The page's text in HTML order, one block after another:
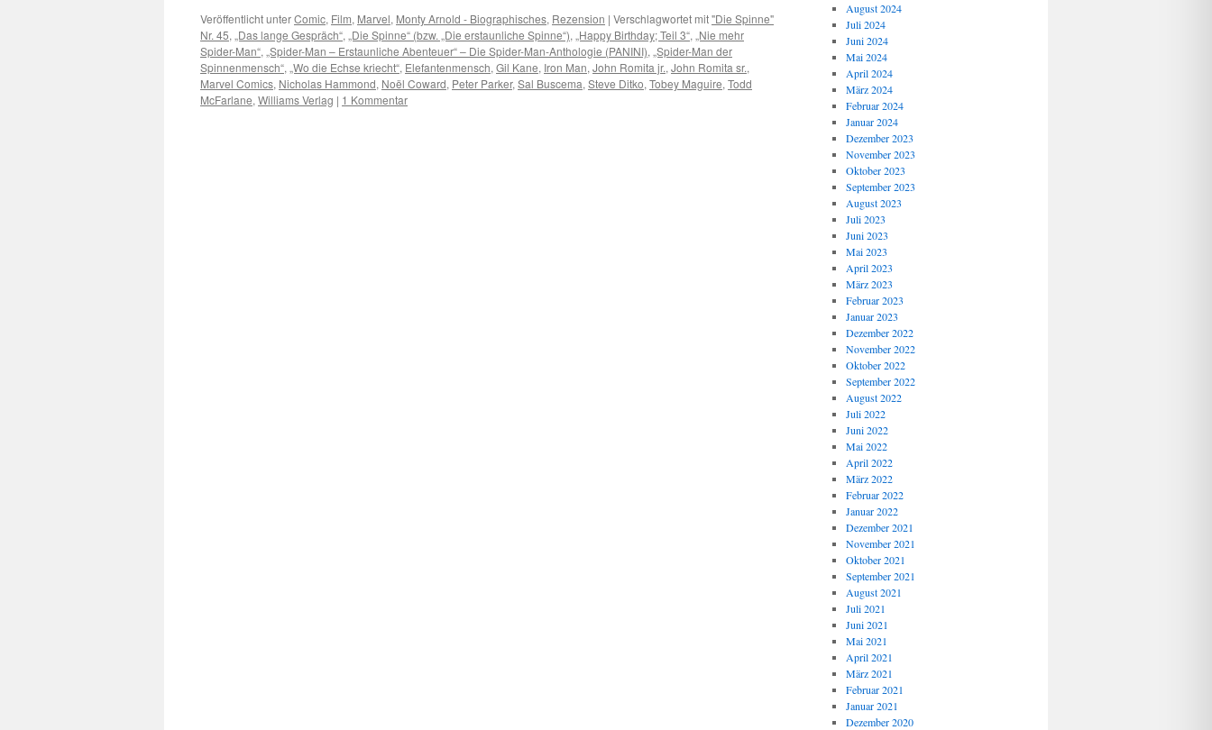
Veröffentlicht unterComic, Film, Marvel, Monty Arnold - Biographisches, Rezension | Verschlagwortet mit"Die Spinne"
Nr. 45, „Das lange Gespräch“, „Die Spinne“ (bzw. „Die erstaunliche Spinne“), „Happy Birthday; Teil 3“, „Nie mehr
Spider-Man“, „Spider-Man – Erstaunliche Abenteuer“ – Die Spider-Man-Anthologie (PANINI), „Spider-Man der
Spinnenmensch“, „Wo die Echse kriecht“, Elefantenmensch, Gil Kane, Iron Man, John Romita jr., John Romita sr.,
Marvel Comics, Nicholas Hammond, Noël Coward, Peter Parker, Sal Buscema, Steve Ditko, Tobey Maguire, Todd
McFarlane, Williams Verlag | 1 Kommentar
August 2024
Juli 2024
Juni 2024
Mai 2024
April 2024
März 2024
Februar 2024
Januar 2024
Dezember 2023
November 2023
Oktober 2023
September 2023
August 2023
Juli 2023
Juni 2023
Mai 2023
April 2023
März 2023
Februar 2023
Januar 2023
Dezember 2022
November 2022
Oktober 2022
September 2022
August 2022
Juli 2022
Juni 2022
Mai 2022
April 2022
März 2022
Februar 2022
Januar 2022
Dezember 2021
November 2021
Oktober 2021
September 2021
August 2021
Juli 2021
Juni 2021
Mai 2021
April 2021
März 2021
Februar 2021
Januar 2021
Dezember 2020